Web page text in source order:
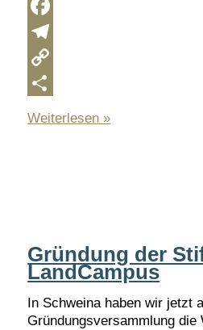
X
Facebook
Telegram
Copy
Neues
Weiterlesen »
Gründung der
LandCampus
In Schweina haben wir jetzt
Gründungsversammlung die